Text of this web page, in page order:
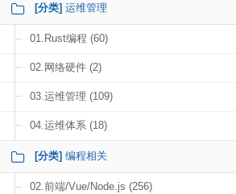
[分类] 运维管理
01.Rust编程 (60)
02.网络硬件 (2)
03.运维管理 (109)
04.运维体系 (18)
[分类] 编程相关
02.前端/Vue/Node.js (256)